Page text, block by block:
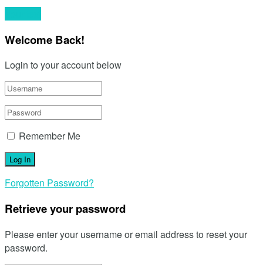
Welcome Back!
Login to your account below
Remember Me
Forgotten Password?
Retrieve your password
Please enter your username or email address to reset your
password.